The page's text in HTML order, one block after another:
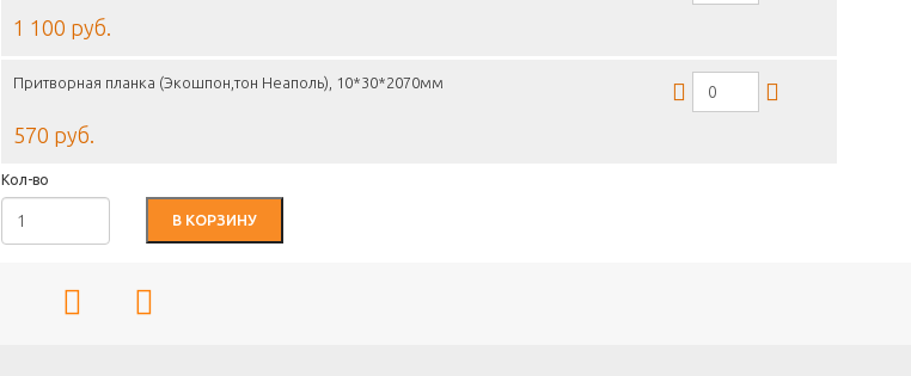
1 100 руб.
Притворная планка (Экошпон,тон Неаполь), 10*30*2070мм
570 руб.
Кол-во
В КОРЗИНУ